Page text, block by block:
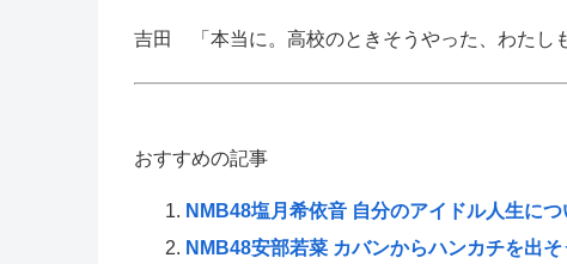
吉田 「本当に。高校のときそうやった、わたし
おすすめの記事
NMB48塩月希依音 自分のアイドル人生に
NMB48安部若菜 カバンからハンカチを出